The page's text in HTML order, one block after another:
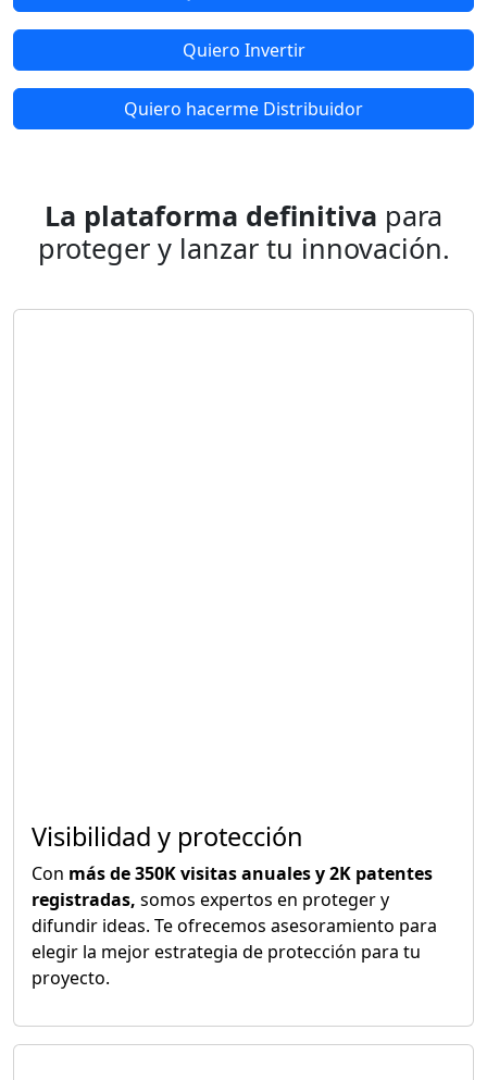
Quiero Invertir
Quiero hacerme Distribuidor
La plataforma definitiva para
proteger y lanzar tu innovación.
Visibilidad y protección
Con más de 350K visitas anuales y 2K patentes
registradas, somos expertos en proteger y
difundir ideas. Te ofrecemos asesoramiento para
elegir la mejor estrategia de protección para tu
proyecto.